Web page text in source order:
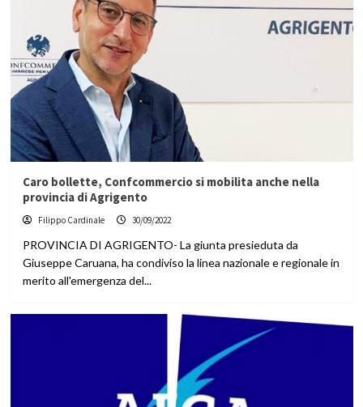
Caro bollette, Confcommercio si mobilita anche nella
provincia di Agrigento
Filippo Cardinale 30/09/2022
PROVINCIA DI AGRIGENTO- La giunta presieduta da
Giuseppe Caruana, ha condiviso la linea nazionale e regionale in
merito all'emergenza del...